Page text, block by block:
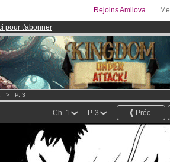
Rejoins Amilova
pour t'abonner
> P. 3
Préc.
P. 3
Ch. 1